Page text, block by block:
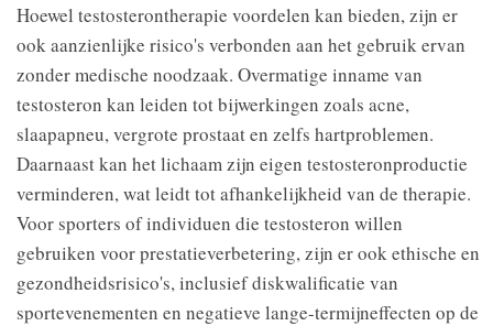
Hoewel testosterontherapie voordelen kan bieden, zijn er
ook aanzienlijke risico's verbonden aan het gebruik ervan
zonder medische noodzaak. Overmatige inname van
testosteron kan leiden tot bijwerkingen zoals acne,
slaapapneu, vergrote prostaat en zelfs hartproblemen.
Daarnaast kan het lichaam zijn eigen testosteronproductie
verminderen, wat leidt tot afhankelijkheid van de therapie.
Voor sporters of individuen die testosteron willen
gebruiken voor prestatieverbetering, zijn er ook ethische en
gezondheidsrisico's, inclusief diskwalificatie van
sportevenementen en negatieve lange-termijneffecten op de